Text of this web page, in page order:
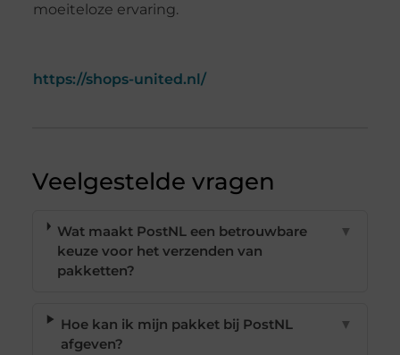
moeiteloze ervaring.
https://shops-united.nl/
Veelgestelde vragen
Wat maakt PostNL een betrouwbare
keuze voor het verzenden van
pakketten?
▼
Hoe kan ik mijn pakket bij PostNL
afgeven?
▼